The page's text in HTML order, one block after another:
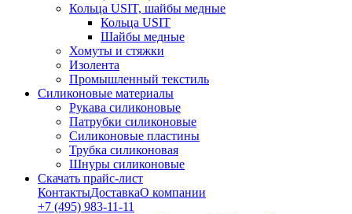
Кольца USIT, шайбы медные
Кольца USIT
Шайбы медные
Хомуты и стяжки
Изолента
Промышленный текстиль
Силиконовые материалы
Рукава силиконовые
Патрубки силиконовые
Силиконовые пластины
Трубка силиконовая
Шнуры силиконовые
Скачать прайс-лист
КонтактыДоставкаО компании
+7 (495) 983-11-11